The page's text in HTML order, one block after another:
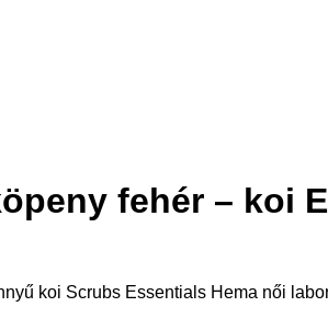
fehér – koi
koi Scrubs Essentials Hema női